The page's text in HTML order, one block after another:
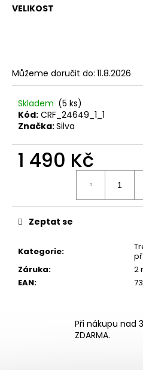
VELIKOST
Můžeme doručit do: 11.8.2026
Skladem (5 ks)
Kód: CRF_24649_1_1
Značka:Silva
1 490 Kč
Kategorie:
Záruka:
2
EAN:
Zeptat se
Při nákupu nad
ZDARMA.